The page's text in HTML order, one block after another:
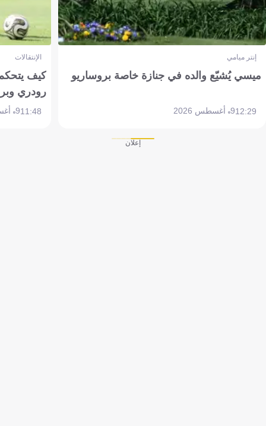
إنتر ميامي
ميسي يُشيّع والده في جنازة خاصة بروساريو
12:299 أغسطس 2026
الإنتقالات
كيف
رودري
11:489 أغسطس 2026
إعلان